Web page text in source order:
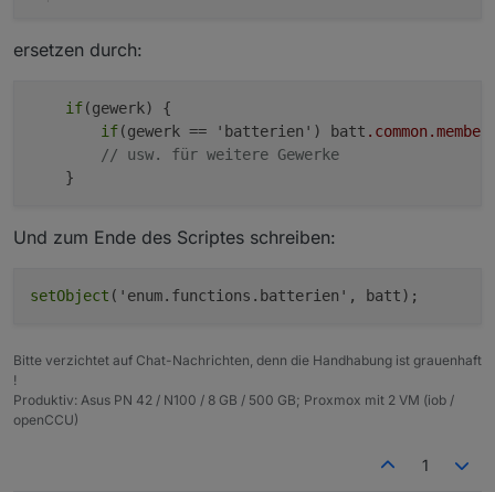
ersetzen durch:
if(gewerk) {
if(gewerk == 'batterien') batt .common
// usw. für weitere Gewerke
Und zum Ende des Scriptes schreiben:
setObject
Bitte verzichtet auf Chat-Nachrichten, denn die Handhabung ist grauenhaft
!
Produktiv: Asus PN 42 / N100 / 8 GB / 500 GB; Proxmox mit 2 VM (iob /
openCCU)
1